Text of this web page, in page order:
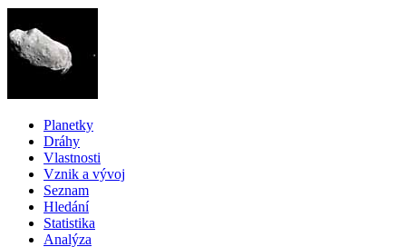
Planetky
Dráhy
Vlastnosti
Vznik a vývoj
Seznam
Hledání
Statistika
Analýza